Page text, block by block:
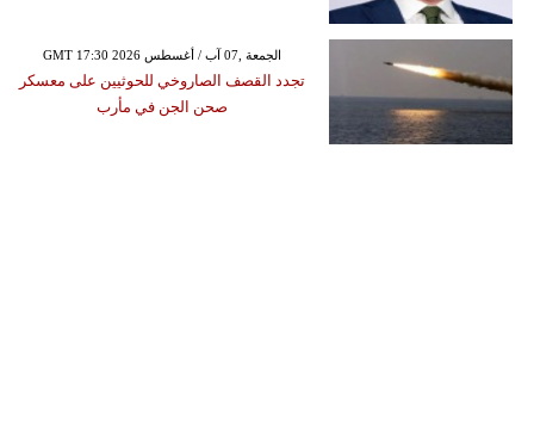
GMT 17:30 2026 الجمعة ,07 آب / أغسطس
تجدد القصف الصاروخي للحوثيين على معسكر
صحن الجن في مأرب